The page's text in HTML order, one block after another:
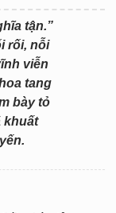
tận.”
rối, nỗi
viễn
tang
bày tỏ
khuất